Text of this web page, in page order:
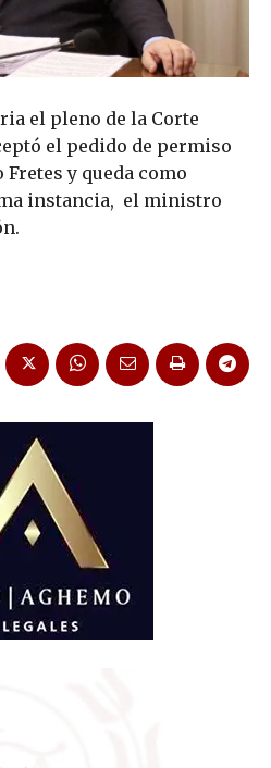
el pleno de la Corte
el pedido de permiso
y queda como
instancia, el ministro